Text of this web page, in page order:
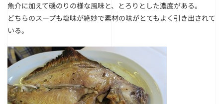
魚介に加えて磯のりの様な風味と、とろりとした濃度がある。
どちらのスープも塩味が絶妙で素材の味がとてもよく引き出されて
いる。